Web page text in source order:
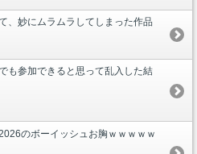
、妙にムラムラしてしまった作品
も参加できると思って乱入した結
のボーイッシュお胸ｗｗｗｗｗ